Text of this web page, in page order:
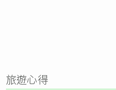
旅遊心得